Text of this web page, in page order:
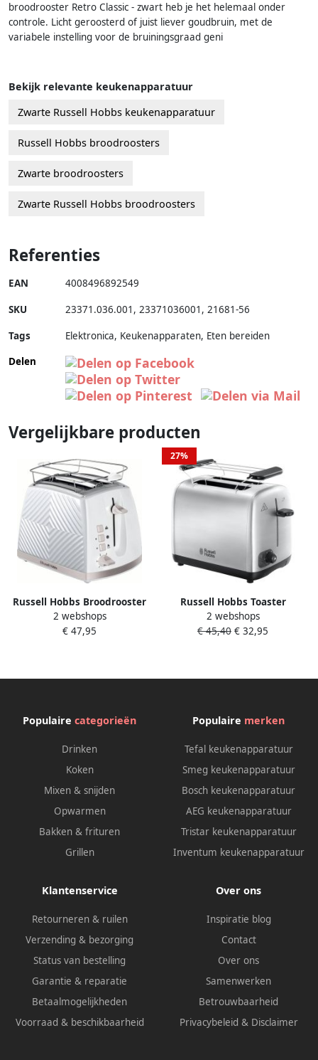
broodrooster Retro Classic - zwart heb je het helemaal onder
controle. Licht geroosterd of juist liever goudbruin, met de
variabele instelling voor de bruiningsgraad geni
Bekijk relevante keukenapparatuur
Zwarte Russell Hobbs keukenapparatuur
Russell Hobbs broodroosters
Zwarte broodroosters
Zwarte Russell Hobbs broodroosters
Referenties
EAN 4008496892549
SKU 23371.036.001 , 23371036001 , 21681-56
Tags
Elektronica, Keukenapparaten, Eten bereiden
Delen
Vergelijkbare producten
Russell Hobbs Broodrooster
Groove Wit | Broodroosters |
5038061143294
2 webshops
€ 47,95
27%
Russell Hobbs Toaster
Adventure Brushed 2408056
| Broodroosters |
2 webshops
€ 45,40 € 32,95
Populaire categorieën
Drinken
Koken
Mixen & snijden
Opwarmen
Bakken & frituren
Grillen
Populaire merken
Tefal keukenapparatuur
Smeg keukenapparatuur
Bosch keukenapparatuur
AEG keukenapparatuur
Tristar keukenapparatuur
Inventum keukenapparatuur
Klantenservice
Retourneren & ruilen
Verzending & bezorging
Status van bestelling
Garantie & reparatie
Betaalmogelijkheden
Voorraad & beschikbaarheid
Over ons
Inspiratie blog
Contact
Over ons
Samenwerken
Betrouwbaarheid
Privacybeleid & Disclaimer